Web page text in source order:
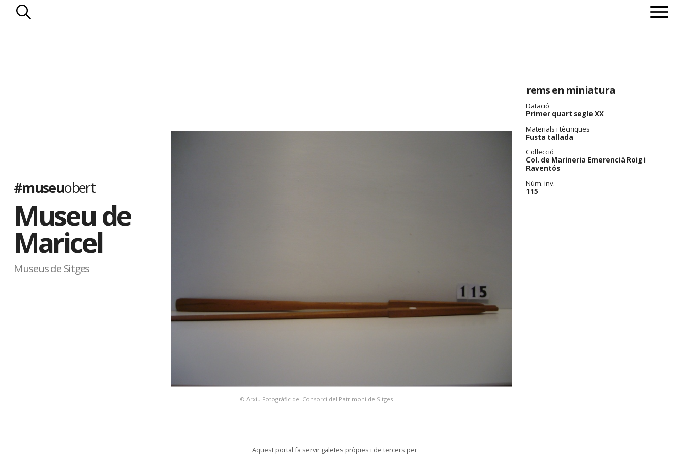
#museuobert
Museu de
Maricel
Museus de Sitges
© Arxiu Fotogràfic del Consorci del Patrimoni de Sitges
rems en miniatura
Datació
Primer quart segle XX
Materials i tècniques
Fusta tallada
Col·lecció
Col. de Marineria Emerencià Roig i
Raventós
Núm. inv.
115
Aquest portal fa servir galetes pròpies i de tercers per